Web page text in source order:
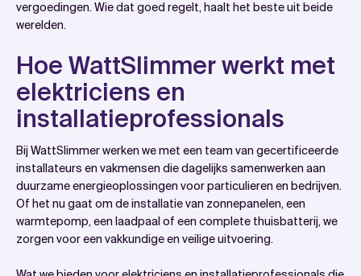
vergoedingen. Wie dat goed regelt, haalt het beste uit beide
werelden.
Hoe WattSlimmer werkt met
elektriciens en
installatieprofessionals
Bij WattSlimmer werken we met een team van gecertificeerde
installateurs en vakmensen die dagelijks samenwerken aan
duurzame energieoplossingen voor particulieren en bedrijven.
Of het nu gaat om de installatie van zonnepanelen, een
warmtepomp, een laadpaal of een complete thuisbatterij, we
zorgen voor een vakkundige en veilige uitvoering.